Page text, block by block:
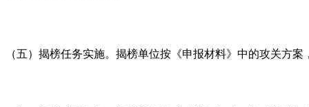
（五）揭榜任务实施。揭榜单位按《申报材料》中的攻关方